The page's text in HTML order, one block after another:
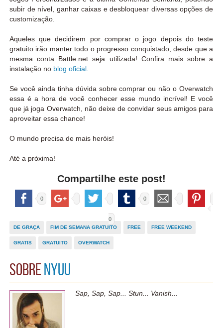
subir de nível, ganhar caixas e desbloquear diversas opções de
customização.
Aqueles que decidirem por comprar o jogo depois do teste
gratuito irão manter todo o progresso conquistado, desde que a
mesma conta Battle.net seja utilizada! Confira mais sobre a
instalação no blog oficial.
Se você ainda tinha dúvida sobre comprar ou não o Overwatch
essa é a hora de você conhecer esse mundo incrível! E você
que já joga Overwatch, não deixe de convidar seus amigos para
aproveitar essa chance!
O mundo precisa de mais heróis!
Até a próxima!
Compartilhe este post!
0 0
0
DE GRAÇA FIM DE SEMANA GRATUITO FREE FREE WEEKEND
GRATIS GRATUITO OVERWATCH
SobreNyuu
Sap, Sap, Sap... Stun... Vanish...